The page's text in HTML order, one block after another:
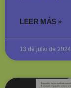
LEER MÁS »
13 de julio de 2024